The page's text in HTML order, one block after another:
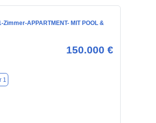
Zimmer-APPARTMENT- MIT POOL &
150.000 €
1